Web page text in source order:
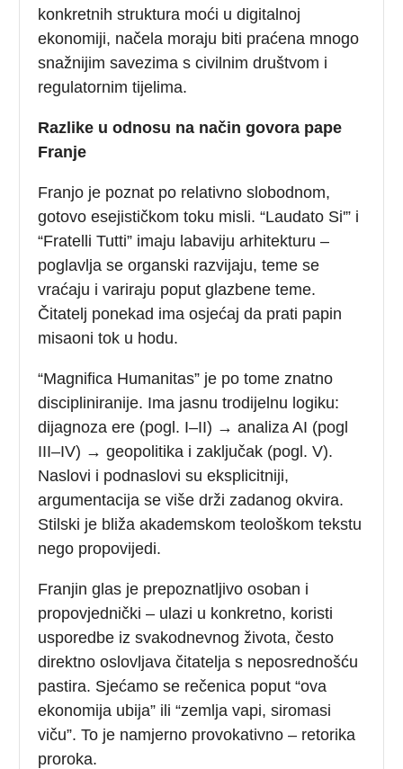
konkretnih struktura moći u digitalnoj
ekonomiji, načela moraju biti praćena mnogo
snažnijim savezima s civilnim društvom i
regulatornim tijelima.
Razlike u odnosu na način govora pape
Franje
Franjo je poznat po relativno slobodnom,
gotovo esejističkom toku misli. “Laudato Si'” i
“Fratelli Tutti” imaju labaviju arhitekturu –
poglavlja se organski razvijaju, teme se
vraćaju i variraju poput glazbene teme.
Čitatelj ponekad ima osjećaj da prati papin
misaoni tok u hodu.
“Magnifica Humanitas” je po tome znatno
discipliniranije. Ima jasnu trodijelnu logiku:
dijagnoza ere (pogl. I–II) → analiza AI (pogl
III–IV) → geopolitika i zaključak (pogl. V).
Naslovi i podnaslovi su eksplicitniji,
argumentacija se više drži zadanog okvira.
Stilski je bliža akademskom teološkom tekstu
nego propovijedi.
Franjin glas je prepoznatljivo osoban i
propovjednički – ulazi u konkretno, koristi
usporedbe iz svakodnevnog života, često
direktno oslovljava čitatelja s neposrednošću
pastira. Sjećamo se rečenica poput “ova
ekonomija ubija” ili “zemlja vapi, siromasi
viču”. To je namjerno provokativno – retorika
proroka.